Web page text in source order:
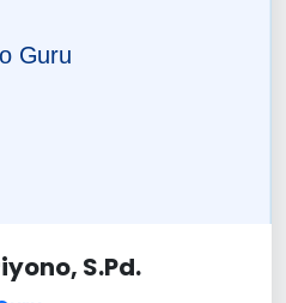
S.Pd.